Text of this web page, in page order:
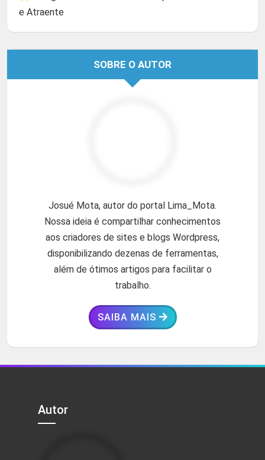
e Atraente
SOBRE O AUTOR
Josué Mota, autor do portal Lima_Mota.
Nossa ideia é compartilhar conhecimentos
aos criadores de sites e blogs Wordpress,
disponibilizando dezenas de ferramentas,
além de ótimos artigos para facilitar o
trabalho.
SAIBA MAIS
Autor